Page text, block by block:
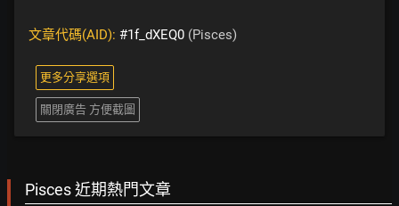
文章代碼(AID): #1f_dXEQ0 (Pisces)
更多分享選項
關閉廣告 方便截圖
Pisces 近期熱門文章